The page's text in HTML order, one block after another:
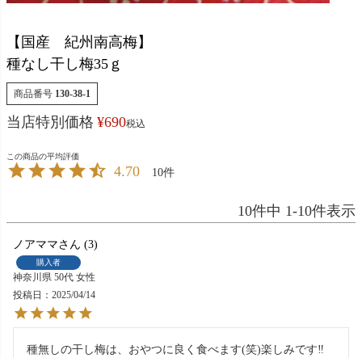
【国産 紀州南高梅】
種なし干し梅35ｇ
商品番号 130-38-1
当店特別価格 ¥690税込
4.70 10
10件中 1-10件表示
ノアママ 3
購入者
神奈川県 50代 女性
投稿日
2025/04/14
種無しの干し梅は、おやつに良く食べます(笑)楽しみです‼